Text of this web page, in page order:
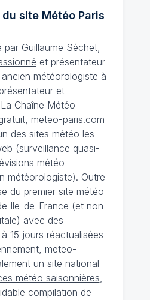
site MétéoParis
par Guillaume Séchet,
et présentateur
météorologiste à
et
Chaîne Météo
meteo-paris.com
des sites météo les
(surveillance quasi-
météo
météorologiste). Outre
du premier site météo
Ile-de-France (et non
avec des
15 jours réactualisées
meteo-
un site national
météo saisonnières,
compilation de